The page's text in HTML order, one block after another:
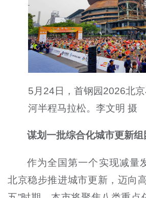
5月24日，首钢园2026北
河半程马拉松。李文明 摄
谋划一批综合化城市更新组
作为全国第一个实现减量
北京稳步推进城市更新，迈向